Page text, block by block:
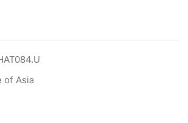
of Asia